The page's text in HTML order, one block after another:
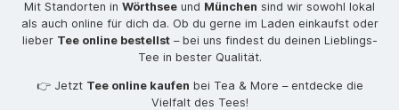
Mit Standorten in Wörthsee und München sind wir sowohl lokal
als auch online für dich da. Ob du gerne im Laden einkaufst oder
lieber Tee online bestellst– bei uns findest du deinen Lieblings-
Tee in bester Qualität.
👉 Jetzt Tee online kaufen bei Tea & More – entdecke die
Vielfalt des Tees!